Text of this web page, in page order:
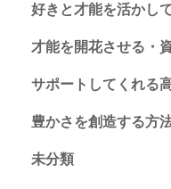
好きと才能を活かし
才能を開花させる・
サポートしてくれる
豊かさを創造する方
未分類